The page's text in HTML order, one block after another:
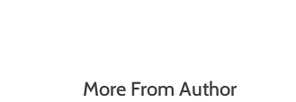
More From Author